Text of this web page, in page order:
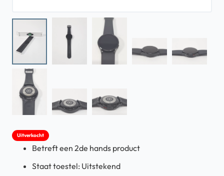
Uitverkocht
Betreft een 2de hands product
Staat toestel: Uitstekend